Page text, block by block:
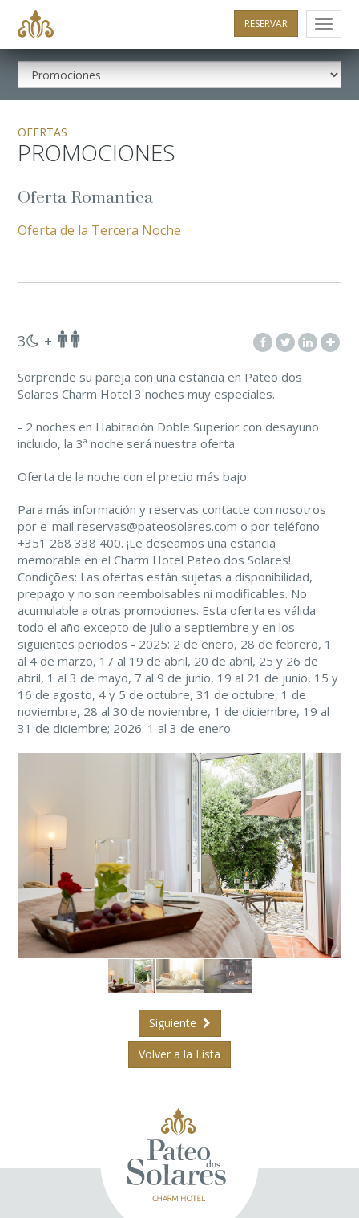
Menu
RESERVAR
OFERTAS
PROMOCIONES
Oferta Romantica
Oferta de la Tercera Noche
3 +
Sorprende su pareja con una estancia en Pateo dos
Solares Charm Hotel 3 noches muy especiales.
- 2 noches en Habitación Doble Superior con desayuno
incluido, la 3ª noche será nuestra oferta.
Oferta de la noche con el precio más bajo.
Para más información y reservas contacte con nosotros
por e-mail reservas@pateosolares.com o por teléfono
+351 268 338 400. ¡Le deseamos una estancia
memorable en el Charm Hotel Pateo dos Solares!
Condições: Las ofertas están sujetas a disponibilidad,
prepago y no son reembolsables ni modificables. No
acumulable a otras promociones. Esta oferta es válida
todo el año excepto de julio a septiembre y en los
siguientes periodos - 2025: 2 de enero, 28 de febrero, 1
al 4 de marzo, 17 al 19 de abril, 20 de abril, 25 y 26 de
abril, 1 al 3 de mayo, 7 al 9 de junio, 19 al 21 de junio, 15 y
16 de agosto, 4 y 5 de octubre, 31 de octubre, 1 de
noviembre, 28 al 30 de noviembre, 1 de diciembre, 19 al
31 de diciembre; 2026: 1 al 3 de enero.
Siguiente
Volver a la Lista